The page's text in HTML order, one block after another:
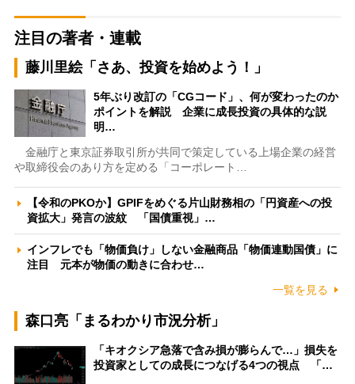
注目の著者・連載
藤川里絵「さあ、投資を始めよう！」
5年ぶり改訂の「CGコード」、何が変わったのか
ポイントを解説 企業に成長投資の具体的な説
明…
金融庁と東京証券取引所が共同で策定している上場企業の経営
や取締役会のあり方を定める「コーポレート…
【令和のPKOか】GPIFをめぐる片山財務相の「円資産への投
資拡大」発言の波紋 「国債重視」…
インフレでも「物価負け」しない金融商品「物価連動国債」に
注目 元本が物価の動きに合わせ…
一覧を見る
森口亮「まるわかり市況分析」
「キオクシア急落で含み損が膨らんで…」損失を
投資家としての成長につなげる4つの視点 「…